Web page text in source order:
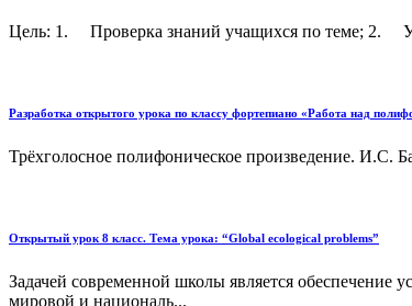
Цель: 1. Проверка знаний учащихся по теме; 2.
Разработка открытого урока по классу фортепиано «Работа над
Трёхголосное полифоническое произведение. И.С.
Открытый урок 8 класс. Тема урока: “Global ecological problems”
Задачей современной школы является
мировой и националь...